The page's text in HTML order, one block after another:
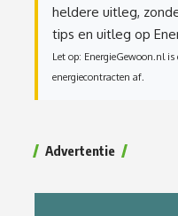
heldere uitleg,
tips en uitleg op
Let op: EnergieGewoon.nl
energiecontracten af.
Advertentie